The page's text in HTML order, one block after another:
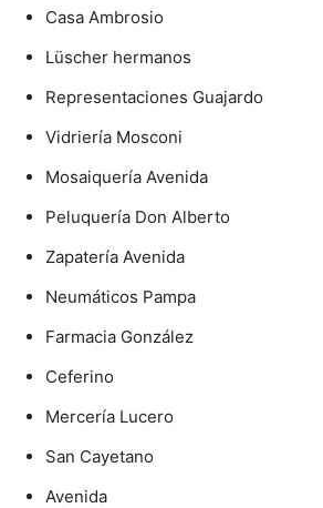
Casa Ambrosio
Lüscher hermanos
Representaciones Guajardo
Vidriería Mosconi
Mosaiquería Avenida
Peluquería Don Alberto
Zapatería Avenida
Neumáticos Pampa
Farmacia González
Ceferino
Mercería Lucero
San Cayetano
Avenida